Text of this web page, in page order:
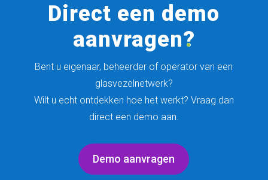
Direct een demo
aanvragen?
Bent u eigenaar, beheerder of operator van een
glasvezelnetwerk?
Wilt u echt ontdekken hoe het werkt? Vraag dan
direct een demo aan.
Demo aanvragen